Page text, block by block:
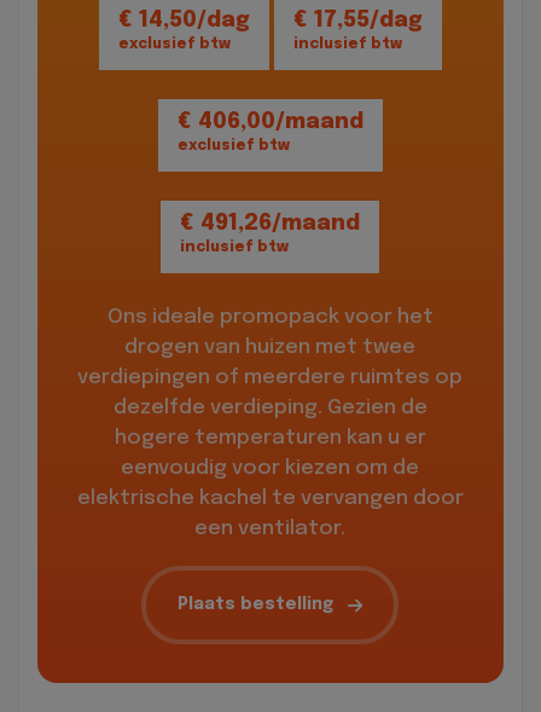
€ 14,50/dag
exclusief btw
€ 17,55/dag
inclusief btw
€ 406,00/maand
exclusief btw
€ 491,26/maand
inclusief btw
Ons ideale promopack voor het
drogen van huizen met twee
verdiepingen of meerdere ruimtes op
dezelfde verdieping. Gezien de
hogere temperaturen kan u er
eenvoudig voor kiezen om de
elektrische kachel te vervangen door
een ventilator.
Plaats bestelling